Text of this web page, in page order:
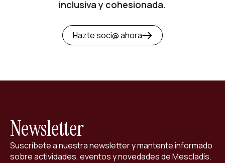
inclusiva y cohesionada.
Hazte soci@ ahora
Newsletter
Suscríbete a nuestra newsletter y mantente informado
sobre actividades, eventos y novedades de Mescladís.